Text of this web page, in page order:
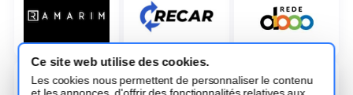
Ce site web utilise des cookies.
Les cookies nous permettent de personnaliser le contenu
et les annonces, d'offrir des fonctionnalités relatives aux